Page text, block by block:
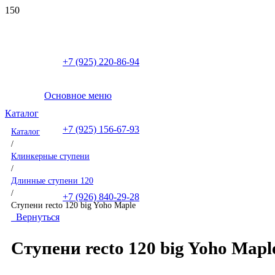
+7 (925) 220-86-94
+7 (925) 156-67-93
+7 (926) 840-29-28
Основное меню
Каталог
Каталог
/
Клинкерные ступени
/
Длинные ступени 120
/
Ступени recto 120 big Yoho Maple
Вернуться
Ступени recto 120 big Yoho